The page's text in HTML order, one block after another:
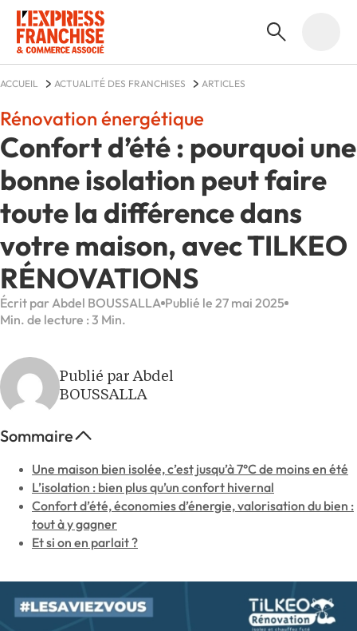
ACCUEIL ACTUALITÉ DES FRANCHISES ARTICLES
Confort d’été : pourquoi une
bonne isolation peut faire
toute la différence dans
votre maison, avec TILKEO
RÉNOVATIONS
Rénovation énergétique
Écrit par Abdel BOUSSALLA Publié le 27 mai 2025
Min. de lecture : 3 Min.
Publié par Abdel
BOUSSALLA
Sommaire
Une maison bien isolée, c’est jusqu’à 7°C de moins en été
L’isolation : bien plus qu’un confort hivernal
Confort d’été, économies d’énergie, valorisation du bien :
tout à y gagner
Et si on en parlait ?